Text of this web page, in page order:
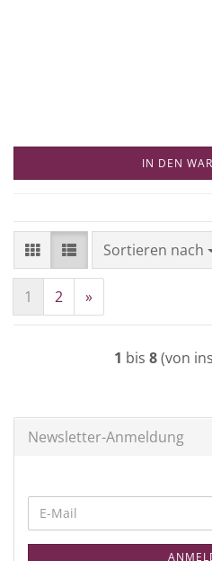
IN DEN
Sortieren nach
Sortieren nach
1 2 »
1 bis 8(von
Newsletter-Anmeldung
WEITER
ZUR
NEWSLETTER-
E-
Mail